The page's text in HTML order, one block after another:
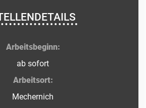
Arbeitsbeginn:
ab sofort
Arbeitsort:
Mechernich